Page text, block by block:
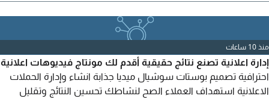
المحلات، وشركات الخدمات. اعلانك لازم يجيب عملاء ومبيعات مش
منذ 10 ساعات
إدارة اعلانية تصنع نتائج حقيقية أقدم لك مونتاج فيديوهات اعلانية
احترافية تصميم بوستات سوشيال ميديا جذابة انشاء وإدارة الحملات
الاعلانية استهداف العملاء الصح لنشاطك تحسين النتائج وتقليل